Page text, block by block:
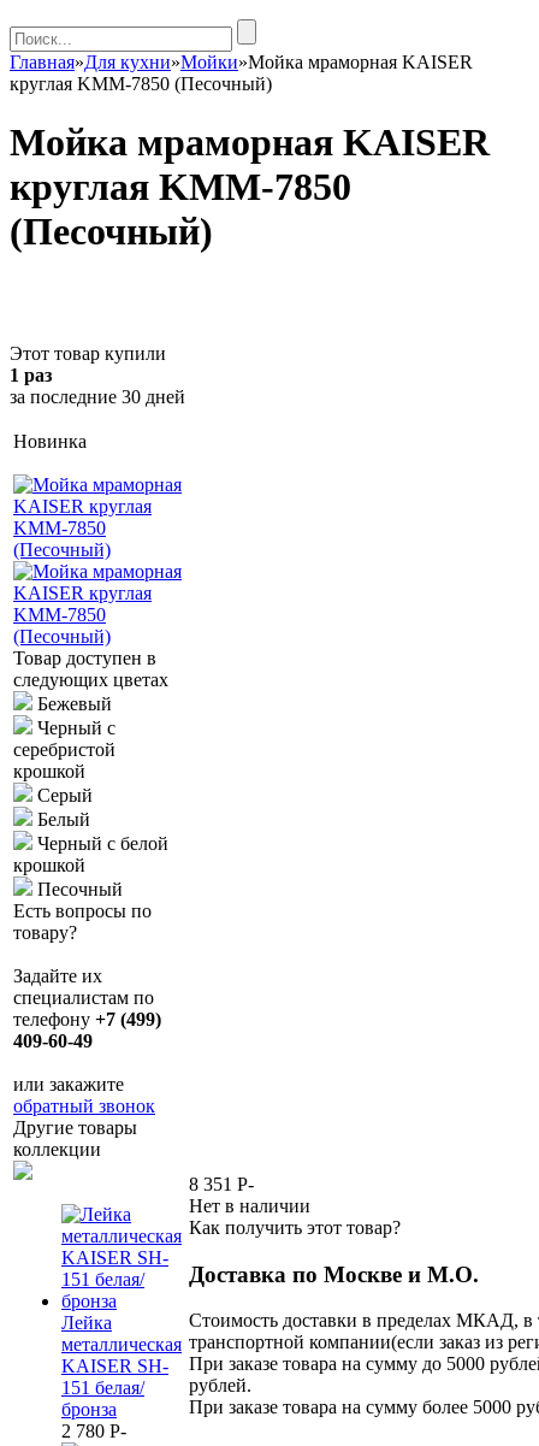
Главная»Для кухни»Мойки»Мойка мраморная KAISER
круглая KMM-7850 (Песочный)
Мойка мраморная KAISER
круглая KMM-7850
(Песочный)
Этот товар купили
1 раз
за последние 30 дней
Новинка
Товар доступен в
следующих цветах
Бежевый
Черный с
серебристой
крошкой
Серый
Белый
Черный с белой
крошкой
Песочный
Есть вопросы по
товару?
Задайте их
специалистам по
телефону +7 (499)
409-60-49
или закажите
обратный звонок
Другие товары
коллекции
Лейка
металлическая
KAISER SH-
151 белая/
бронза
2 780 P-
8 351 P-
Нет в наличии
Как получить этот товар?
Доставка по Москве и М.О.
Стоимость доставки в пределах МКАД, в
транспортной компании(если заказ из
При заказе товара на сумму до 5000
рублей.
При заказе товара на сумму более 5000